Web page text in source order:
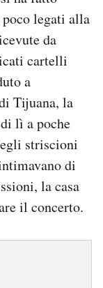
legati alla
da
cartelli
a
Tijuana, la
lì a poche
striscioni
di
la casa
il concerto.